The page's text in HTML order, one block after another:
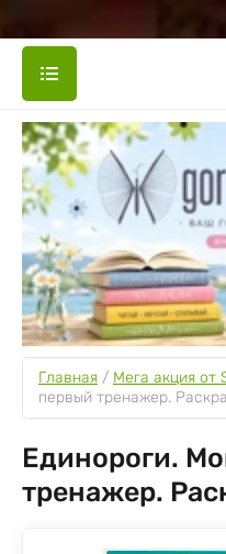
Главная / Мега акция от
первый тренажер.
Единороги.
тренажер.